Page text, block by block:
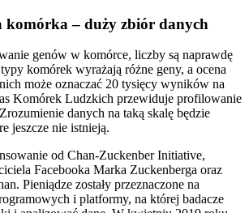
komórka – duży zbiór danych
genów w komórce, liczby są naprawdę
komórek wyrażają różne geny, a ocena
może oznaczać 20 tysięcy wyników na
Komórek Ludzkich przewiduje profilowanie
danych na taką skalę będzie
jeszcze nie istnieją.
od Chan-Zuckenber Initiative,
Facebooka Marka Zuckenberga oraz
Pieniądze zostały przeznaczone na
i platformy, na której badacze